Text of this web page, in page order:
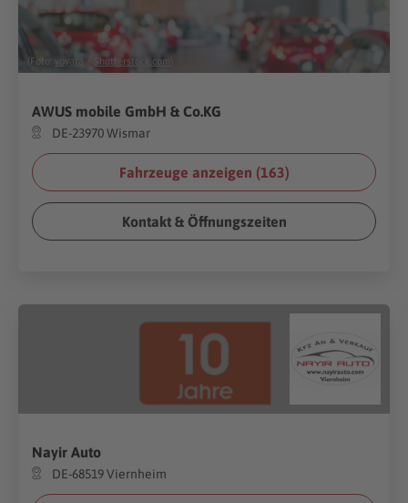
(Foto: voyata Shutterstock.com
AWUS mobile GmbH & Co.KG
DE-23970 Wismar
Fahrzeuge anzeigen (163)
Kontakt & Öffnungszeiten
Nayir Auto
DE-68519 Viernheim